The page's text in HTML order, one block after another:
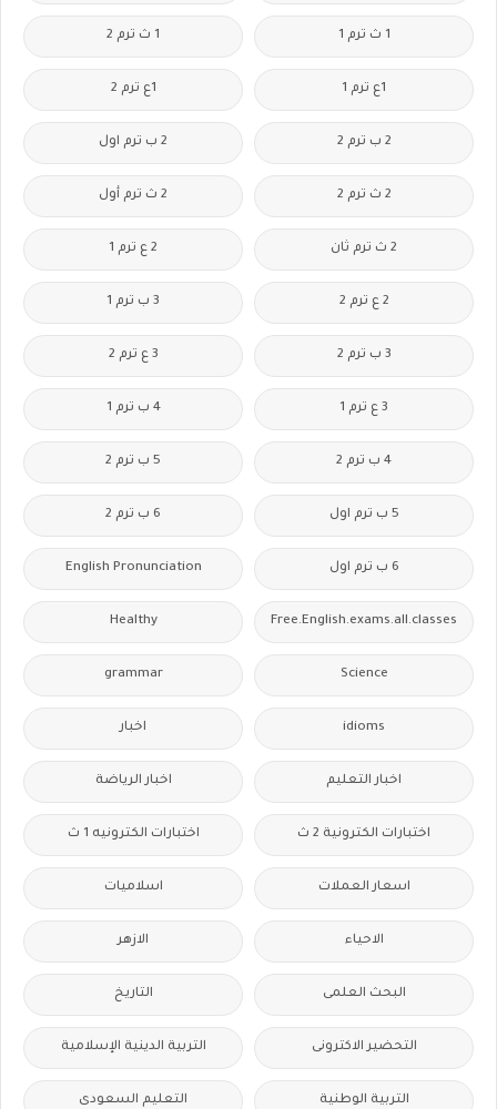
1 ث ترم 1 1 ث ترم 2
1ع ترم 1 1ع ترم 2
2 ب ترم 2 2 ب ترم اول
2 ث ترم 2 2 ث ترم أول
2 ث ترم ثان 2 ع ترم 1
2 ع ترم 2 3 ب ترم 1
3 ب ترم 2 3 ع ترم 2
3 ع ترم 1 4 ب ترم 1
4 ب ترم 2 5 ب ترم 2
5 ب ترم اول 6 ب ترم 2
6 ب ترم اول English Pronunciation
Free.English.exams.all.classes
Healthy
Science
grammar
idioms اخبار
اخبار التعليم اخبار الرياضة
اختبارات الكترونية 2 ث اختبارات الكترونيه 1 ث
اسعار العملات اسلاميات
الاحياء الازهر
البحث العلمى التاريخ
التحضير الاكترونى التربية الدينية الإسلامية
التربية الوطنية التعليم السعودى